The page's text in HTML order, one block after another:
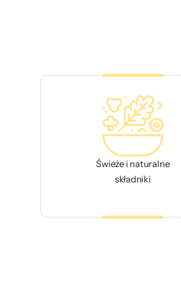
Świeże i naturalne
składniki